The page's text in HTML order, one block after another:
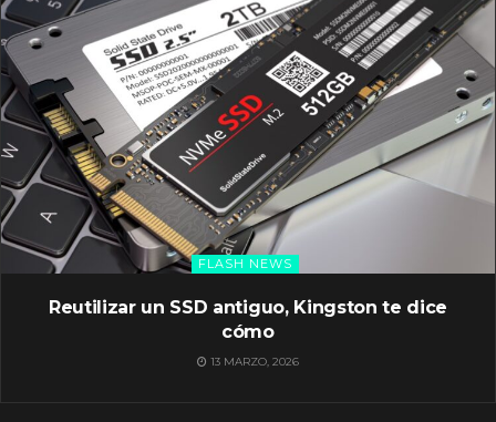
FLASH NEWS
Reutilizar un SSD antiguo, Kingston te dice
cómo
13 MARZO, 2026